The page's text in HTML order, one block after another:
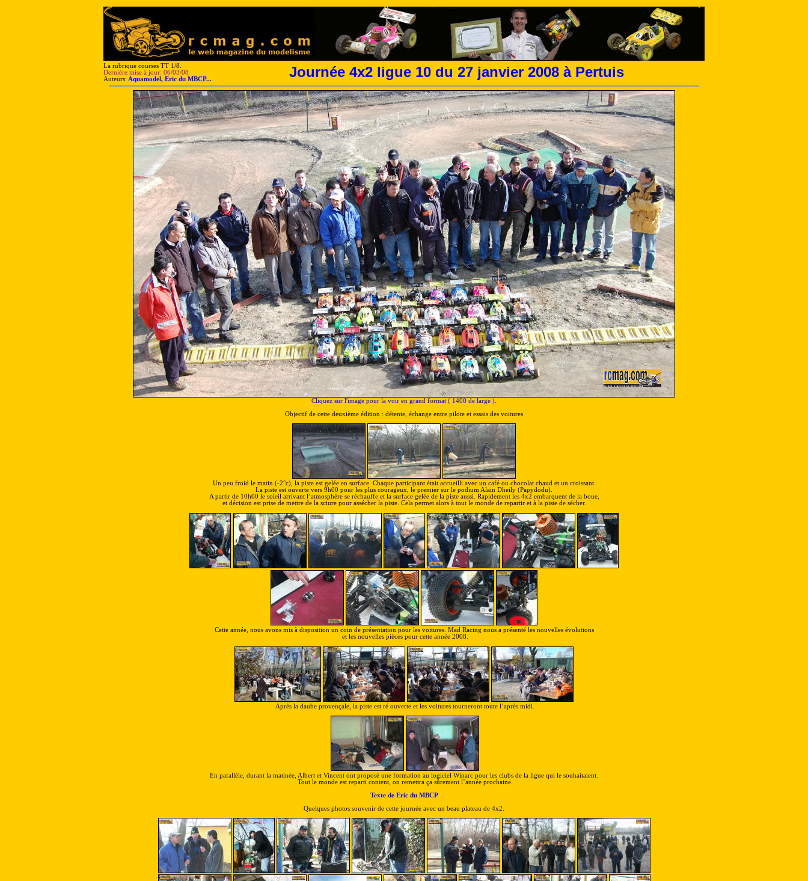
La rubrique courses TT 1/8.
Dernière mise à jour: 06/03/08
Auteurs: Aquamodel, Eric du MBCP... Journée 4x2 ligue 10 du 27 janvier 2008 à Pertuis
Cliquez sur l'image pour la voir en grand format ( 1400 de large ).
Objectif de cette deuxième édition : détente, échange entre pilote et essais des voitures
Un peu froid le matin (-2°c), la piste est gelée en surface. Chaque participant était accueilli avec un café ou chocolat chaud et un croissant.
La piste est ouverte vers 9h00 pour les plus courageux, le premier sur le podium Alain Dheily (Papydodu).
A partir de 10h00 le soleil arrivant l’atmosphère se réchauffe et la surface gelée de la piste aussi. Rapidement les 4x2 embarquent de la boue,
et décision est prise de mettre de la sciure pour assécher la piste. Cela permet alors à tout le monde de repartir et à la piste de sécher.
Cette année, nous avons mis à disposition un coin de présentation pour les voitures. Mad Racing nous a présenté les nouvelles évolutions
et les nouvelles pièces pour cette année 2008.
Après la daube provençale, la piste est ré ouverte et les voitures tourneront toute l’après midi.
En parallèle, durant la matinée, Albert et Vincent ont proposé une formation au logiciel Winarc pour les clubs de la ligue qui le souhaitaient.
Tout le monde est reparti content, on remettra ça sûrement l’année prochaine.
Texte de Eric du MBCP
Quelques photos souvenir de cette journée avec un beau plateau de 4x2.